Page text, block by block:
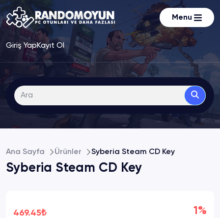
Menu
Giriş YapKayıt Ol
Ana Sayfa Ürünler Syberia Steam CD Key
Syberia Steam CD Key
469.45₺ 1%